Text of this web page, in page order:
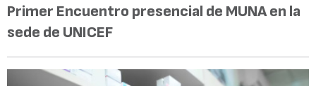
Primer Encuentro presencial de MUNA en la
sede de UNICEF